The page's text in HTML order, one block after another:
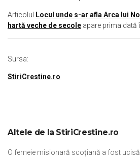
Articolul Locul unde s-ar afla Arca lui
hartă veche de secole apare prima dată
Sursa:
StiriCrestine.ro
Altele de la StiriCrestine.ro
O femeie misionară scoțiană a fost ucisă